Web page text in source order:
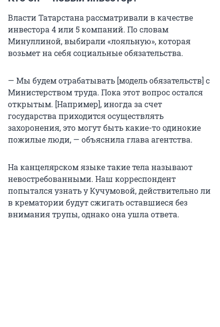
Власти Татарстана рассматривали в качестве
инвестора 4 или 5 компаний. По словам
Минуллиной, выбирали «лояльную», которая
возьмет на себя социальные обязательства.
— Мы будем отрабатывать [модель обязательств] с
Министерством труда. Пока этот вопрос остался
открытым. [Например], иногда за счет
государства приходится осуществлять
захоронения, это могут быть какие-то одинокие
пожилые люди, — объяснила глава агентства.
На канцелярском языке такие тела называют
невостребованными. Наш корреспондент
попытался узнать у Кучумовой, действительно ли
в крематории будут сжигать оставшиеся без
внимания трупы, однако она ушла ответа.